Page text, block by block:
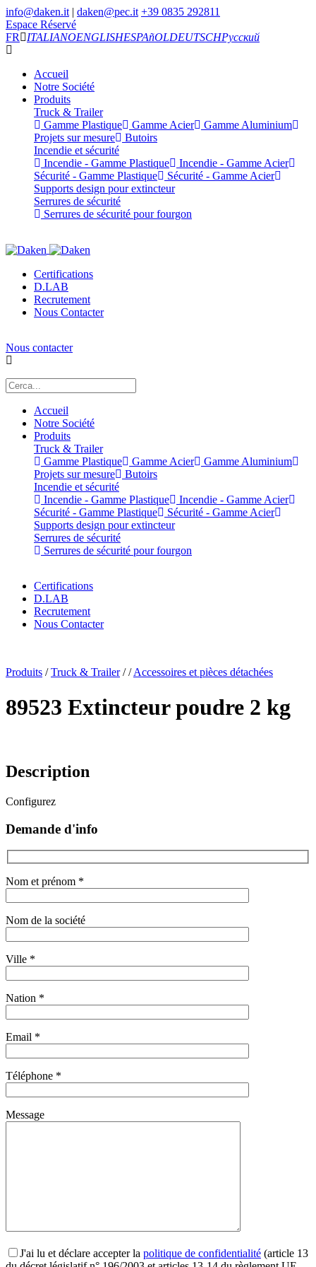
info@daken.it | daken@pec.it +39 0835 292811
Espace Réservé
FR
ITALIANOENGLISHESPAñOLDEUTSCHРусский
Accueil
Notre Société
Produits
Truck & Trailer
Gamme Plastique
Gamme Acier
Gamme Aluminium
Projets sur mesure
Butoirs
Incendie et sécurité
Incendie - Gamme Plastique
Incendie - Gamme Acier
Sécurité - Gamme Plastique
Sécurité - Gamme Acier
Supports design pour extincteur
Serrures de sécurité
Serrures de sécurité pour fourgon
Certifications
D.LAB
Recrutement
Nous Contacter
Nous contacter
Accueil
Notre Société
Produits
Truck & Trailer
Gamme Plastique
Gamme Acier
Gamme Aluminium
Projets sur mesure
Butoirs
Incendie et sécurité
Incendie - Gamme Plastique
Incendie - Gamme Acier
Sécurité - Gamme Plastique
Sécurité - Gamme Acier
Supports design pour extincteur
Serrures de sécurité
Serrures de sécurité pour fourgon
Certifications
D.LAB
Recrutement
Nous Contacter
Produits /Truck & Trailer//Accessoires et pièces détachées
89523 Extincteur poudre 2 kg
Description
Configurez
Demande d'info
Nom et prénom *
Nom de la société
Ville *
Nation *
Email *
Téléphone *
Message
J'ai lu et déclare accepter la politique de confidentialité (article 13